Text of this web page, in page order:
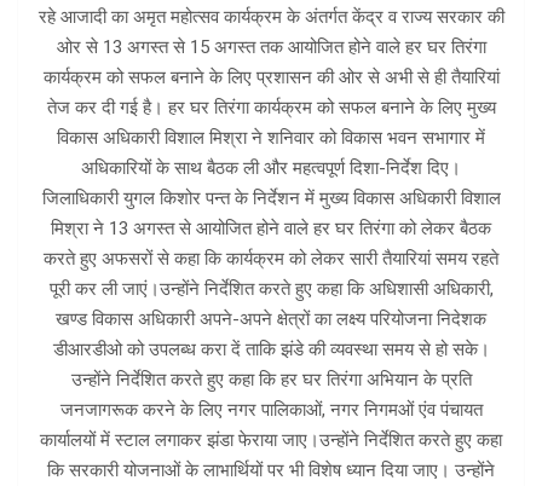
रहे आजादी का अमृत महोत्सव कार्यक्रम के अंतर्गत केंद्र व राज्य सरकार की
ओर से 13 अगस्त से 15 अगस्त तक आयोजित होने वाले हर घर तिरंगा
कार्यक्रम को सफल बनाने के लिए प्रशासन की ओर से अभी से ही तैयारियां
तेज कर दी गई है। हर घर तिरंगा कार्यक्रम को सफल बनाने के लिए मुख्य
विकास अधिकारी विशाल मिश्रा ने शनिवार को विकास भवन सभागार में
अधिकारियों के साथ बैठक ली और महत्वपूर्ण दिशा-निर्देश दिए।
जिलाधिकारी युगल किशोर पन्त के निर्देशन में मुख्य विकास अधिकारी विशाल
मिश्रा ने 13 अगस्त से आयोजित होने वाले हर घर तिरंगा को लेकर बैठक
करते हुए अफसरों से कहा कि कार्यक्रम को लेकर सारी तैयारियां समय रहते
पूरी कर ली जाएं।उन्होंने निर्देशित करते हुए कहा कि अधिशासी अधिकारी,
खण्ड विकास अधिकारी अपने-अपने क्षेत्रों का लक्ष्य परियोजना निदेशक
डीआरडीओ को उपलब्ध करा दें ताकि झंडे की व्यवस्था समय से हो सके।
उन्होंने निर्देशित करते हुए कहा कि हर घर तिरंगा अभियान के प्रति
जनजागरूक करने के लिए नगर पालिकाओं, नगर निगमओं एंव पंचायत
कार्यालयों में स्टाल लगाकर झंडा फेराया जाए।उन्होंने निर्देशित करते हुए कहा
कि सरकारी योजनाओं के लाभार्थियों पर भी विशेष ध्यान दिया जाए। उन्होंने